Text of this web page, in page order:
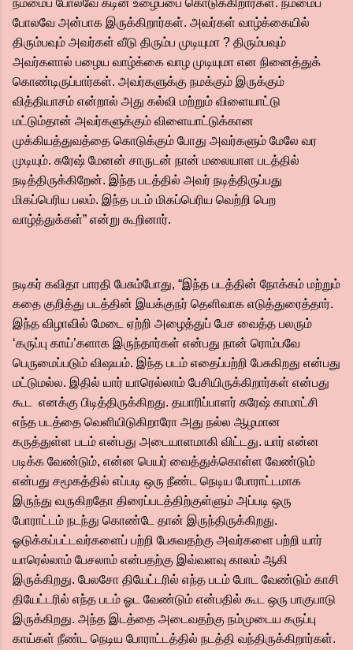
போலவே அன்பாக இருக்கிறார்கள். அவர்கள் வாழ்க்கையில்
திரும்பவும் அவர்கள் வீடு திரும்ப முடியுமா ? திரும்பவும்
அவர்களால் பழைய வாழ்க்கை வாழ முடியுமா என நினைத்துக்
கொண்டிருப்பார்கள். அவர்களுக்கு நமக்கும் இருக்கும்
வித்தியாசம் என்றால் அது கல்வி மற்றும் விளையாட்டு
மட்டும்தான் அவர்களுக்கும் விளையாட்டுக்கான
முக்கியத்துவத்தை கொடுக்கும் போது அவர்களும் மேலே வர
முடியும். சுரேஷ் மேனன் சாருடன் நான் மலையாள படத்தில்
நடித்திருக்கிறேன். இந்த படத்தில் அவர் நடித்திருப்பது
மிகப்பெரிய பலம். இந்த படம் மிகப்பெரிய வெற்றி பெற
வாழ்த்துக்கள்” என்று கூறினார்.
நடிகர் கவிதா பாரதி பேசும்போது, “இந்த படத்தின் நோக்கம் மற்றும்
கதை குறித்து படத்தின் இயக்குநர் தெளிவாக எடுத்துரைத்தார்.
இந்த விழாவில் மேடை ஏற்றி அழைத்துப் பேச வைத்த பலரும்
‘கருப்பு காய்’களாக இருந்தார்கள் என்பது நான் ரொம்பவே
பெருமைப்படும் விஷயம். இந்த படம் எதைப்பற்றி பேசுகிறது என்பது
மட்டுமல்ல. இதில் யார் யாரெல்லாம் பேசியிருக்கிறார்கள் என்பது
கூட எனக்கு பிடித்திருக்கிறது. தயாரிப்பாளர் சுரேஷ் காமாட்சி
எந்த படத்தை வெளியிடுகிறாரோ அது நல்ல ஆழமான
கருத்துள்ள படம் என்பது அடையாளமாகி விட்டது. யார் என்ன
படிக்க வேண்டும், என்ன பெயர் வைத்துக்கொள்ள வேண்டும்
என்பது சமூகத்தில் எப்படி ஒரு நீண்ட நெடிய போராட்டமாக
இருந்து வருகிறதோ திரைப்படத்திற்குள்ளும் அப்படி ஒரு
போராட்டம் நடந்து கொண்டே தான் இருந்திருக்கிறது.
ஓடுக்கப்பட்டவர்களைப் பற்றி பேசுவதற்கு அவர்களை பற்றி யார்
யாரெல்லாம் பேசலாம் என்பதற்கு இவ்வளவு காலம் ஆகி
இருக்கிறது. பேலசோ தியேட்டரில் எந்த படம் போட வேண்டும் காசி
தியேட்டரில் எந்த படம் ஓட வேண்டும் என்பதில் கூட ஒரு பாகுபாடு
இருக்கிறது. அந்த இடத்தை அடைவதற்கு நம்முடைய கருப்பு
காய்கள் நீண்ட நெடிய போராட்டத்தில் நடத்தி வந்திருக்கிறார்கள்.